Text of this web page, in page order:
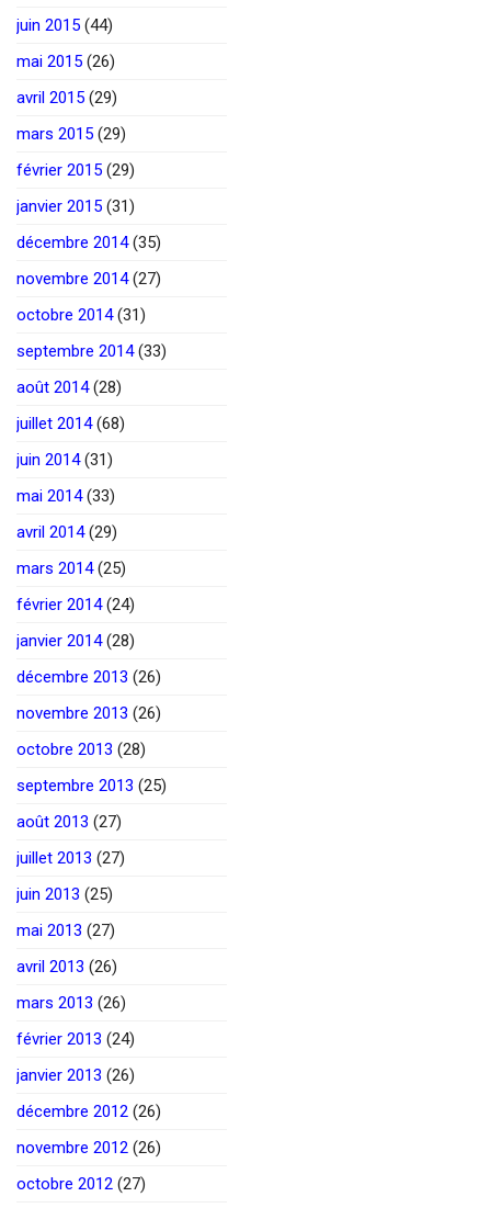
juin 2015 (44)
mai 2015 (26)
avril 2015 (29)
mars 2015 (29)
février 2015 (29)
janvier 2015 (31)
décembre 2014(35)
novembre 2014(27)
octobre 2014(31)
septembre 2014(33)
août 2014(28)
juillet 2014(68)
juin 2014(31)
mai 2014(33)
avril 2014(29)
mars 2014(25)
février 2014(24)
janvier 2014(28)
décembre 2013 (26)
novembre 2013 (26)
octobre 2013 (28)
septembre 2013 (25)
août 2013 (27)
juillet 2013 (27)
juin 2013 (25)
mai 2013 (27)
avril 2013 (26)
mars 2013 (26)
février 2013 (24)
janvier 2013 (26)
décembre 2012 (26)
novembre 2012 (26)
octobre 2012 (27)